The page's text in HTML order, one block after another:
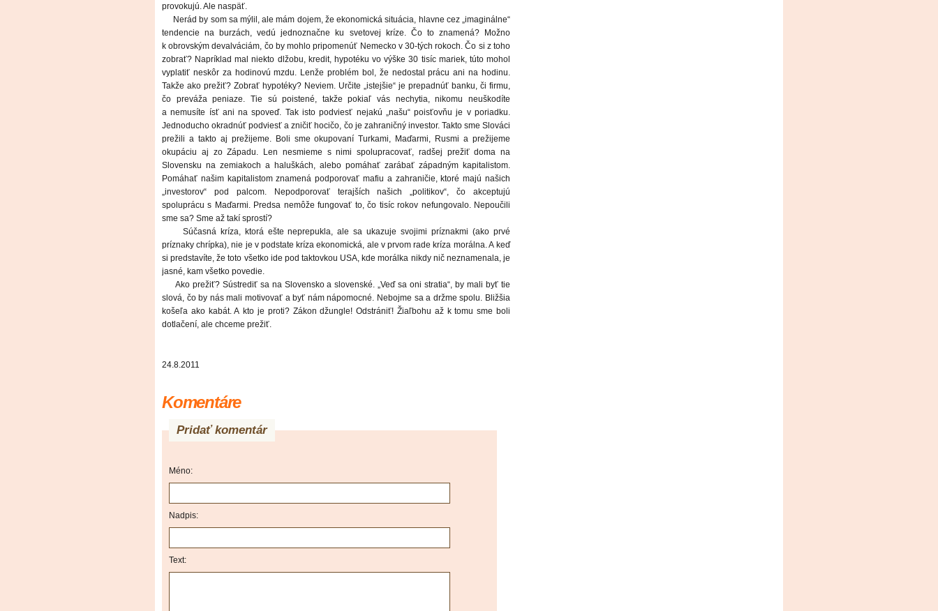
provokujú. Ale naspäť.
Nerád by som sa mýlil, ale mám dojem, že ekonomická situácia, hlavne cez „imaginálne“
tendencie na burzách, vedú jednoznačne ku svetovej kríze. Čo to znamená? Možno
k obrovským devalváciám, čo by mohlo pripomenúť Nemecko v 30-tých rokoch. Čo si z toho
zobrať? Napríklad mal niekto dlžobu, kredit, hypotéku vo výške 30 tisíc mariek, túto mohol
vyplatiť neskôr za hodinovú mzdu. Lenže problém bol, že nedostal prácu ani na hodinu.
Takže ako prežiť? Zobrať hypotéky? Neviem. Určite „istejšie“ je prepadnúť banku, či firmu,
čo preváža peniaze. Tie sú poistené, takže pokiaľ vás nechytia, nikomu neuškodíte
a nemusíte ísť ani na spoveď. Tak isto podviesť nejakú „našu“ poisťovňu je v poriadku.
Jednoducho okradnúť podviesť a zničiť hocičo, čo je zahraničný investor. Takto sme Slováci
prežili a takto aj prežijeme. Boli sme okupovaní Turkami, Maďarmi, Rusmi a prežijeme
okupáciu aj zo Západu. Len nesmieme s nimi spolupracovať, radšej prežiť doma na
Slovensku na zemiakoch a haluškách, alebo pomáhať zarábať západným kapitalistom.
Pomáhať našim kapitalistom znamená podporovať mafiu a zahraničie, ktoré majú našich
„investorov“ pod palcom. Nepodporovať terajších našich „politikov“, čo akceptujú
spoluprácu s Maďarmi. Predsa nemôže fungovať to, čo tisíc rokov nefungovalo. Nepoučili
sme sa? Sme až takí sprostí?
Súčasná kríza, ktorá ešte neprepukla, ale sa ukazuje svojimi príznakmi (ako prvé
príznaky chrípka), nie je v podstate kríza ekonomická, ale v prvom rade kríza morálna. A keď
si predstavíte, že toto všetko ide pod taktovkou USA, kde morálka nikdy nič neznamenala, je
jasné, kam všetko povedie.
Ako prežiť? Sústrediť sa na Slovensko a slovenské. „Veď sa oni stratia“, by mali byť tie
slová, čo by nás mali motivovať a byť nám nápomocné. Nebojme sa a držme spolu. Bližšia
košeľa ako kabát. A kto je proti? Zákon džungle! Odstrániť! Žiaľbohu až k tomu sme boli
dotlačení, ale chceme prežiť.
24.8.2011
Komentáre
Pridať komentár
Méno:
Nadpis:
Text: